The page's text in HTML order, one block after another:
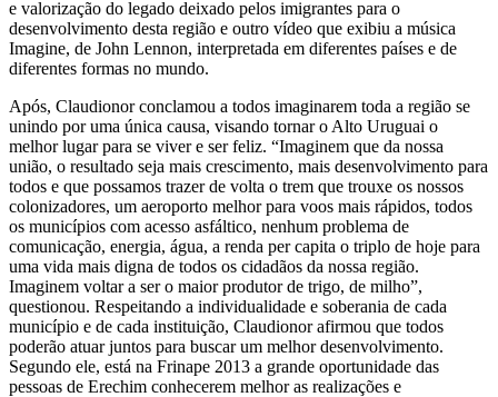
e valorização do legado deixado pelos imigrantes para o
desenvolvimento desta região e outro vídeo que exibiu a música
Imagine, de John Lennon, interpretada em diferentes países e de
diferentes formas no mundo.
Após, Claudionor conclamou a todos imaginarem toda a região se
unindo por uma única causa, visando tornar o Alto Uruguai o
melhor lugar para se viver e ser feliz. “Imaginem que da nossa
união, o resultado seja mais crescimento, mais desenvolvimento para
todos e que possamos trazer de volta o trem que trouxe os nossos
colonizadores, um aeroporto melhor para voos mais rápidos, todos
os municípios com acesso asfáltico, nenhum problema de
comunicação, energia, água, a renda per capita o triplo de hoje para
uma vida mais digna de todos os cidadãos da nossa região.
Imaginem voltar a ser o maior produtor de trigo, de milho”,
questionou. Respeitando a individualidade e soberania de cada
município e de cada instituição, Claudionor afirmou que todos
poderão atuar juntos para buscar um melhor desenvolvimento.
Segundo ele, está na Frinape 2013 a grande oportunidade das
pessoas de Erechim conhecerem melhor as realizações e